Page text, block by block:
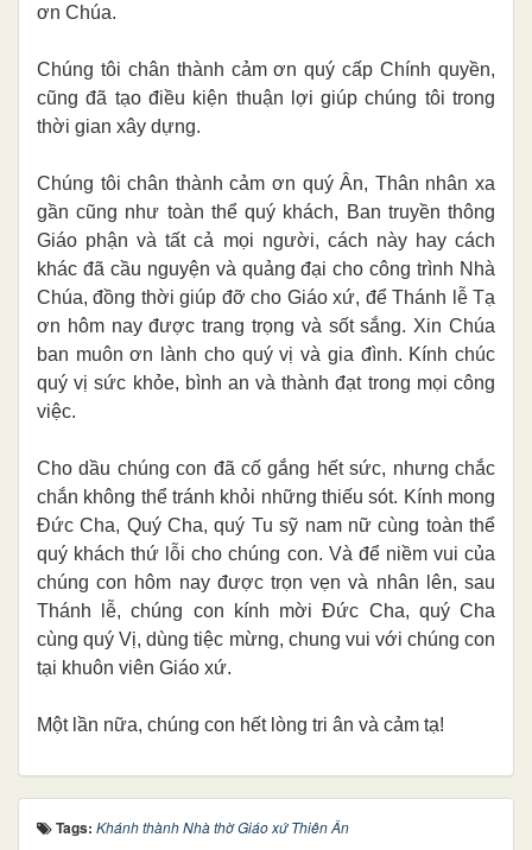
ơn Chúa.
Chúng tôi chân thành cảm ơn quý cấp Chính quyền,
cũng đã tạo điều kiện thuận lợi giúp chúng tôi trong
thời gian xây dựng.
Chúng tôi chân thành cảm ơn quý Ân, Thân nhân xa
gần cũng như toàn thể quý khách, Ban truyền thông
Giáo phận và tất cả mọi người, cách này hay cách
khác đã cầu nguyện và quảng đại cho công trình Nhà
Chúa, đồng thời giúp đỡ cho Giáo xứ, để Thánh lễ Tạ
ơn hôm nay được trang trọng và sốt sắng. Xin Chúa
ban muôn ơn lành cho quý vị và gia đình. Kính chúc
quý vị sức khỏe, bình an và thành đạt trong mọi công
việc.
Cho dầu chúng con đã cố gắng hết sức, nhưng chắc
chắn không thể tránh khỏi những thiếu sót. Kính mong
Đức Cha, Quý Cha, quý Tu sỹ nam nữ cùng toàn thể
quý khách thứ lỗi cho chúng con. Và để niềm vui của
chúng con hôm nay được trọn vẹn và nhân lên, sau
Thánh lễ, chúng con kính mời Đức Cha, quý Cha
cùng quý Vị, dùng tiệc mừng, chung vui với chúng con
tại khuôn viên Giáo xứ.
Một lần nữa, chúng con hết lòng tri ân và cảm tạ!
Tags: Khánh thành Nhà thờ Giáo xứ Thiên Ân